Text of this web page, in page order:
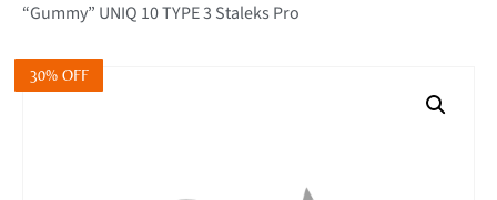
Homem
Rosto
“Gummy” UNIQ 10 TYPE 3 Staleks Pro
30% OFF